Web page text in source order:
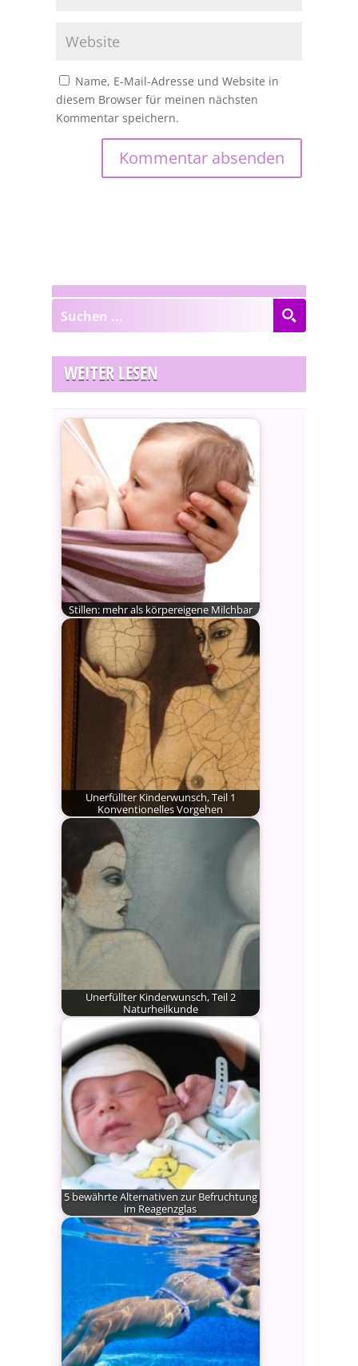
Name, E-Mail-Adresse und Website in
diesem Browser für meinen nächsten
Kommentar speichern.
WEITER LESEN
Stillen: mehr als körpereigene Milchbar
Ein großer Wunsch vereint
vermutlich alle Mütter dieser Welt:
Ihrem…
Unerfüllter Kinderwunsch, Teil 1
Konventionelles Vorgehen
Zusammen mit meiner erfahrenen
Kollegin Dr. med. Reinhild Georgieff
Unerfüllter Kinderwunsch, Teil 2
Naturheilkunde
Viele Paare mit unerfülltem
Kinderwunsch fühlen sich von der
stark…
5 bewährte Alternativen zur Befruchtung
im Reagenzglas
Für jede Frau stellt sich im Laufe
ihrer fruchtbaren Jahre…